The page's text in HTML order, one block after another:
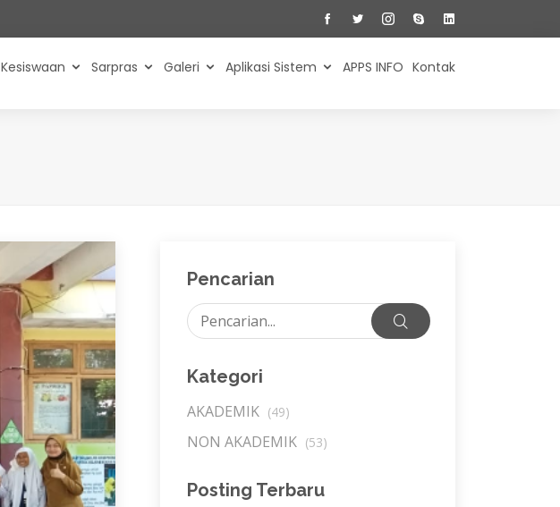
Kesiswaan Sarpras Galeri Aplikasi Sistem APPS INFO Kontak
Pencarian
Kategori
AKADEMIK (49)
NON AKADEMIK (53)
Posting Terbaru